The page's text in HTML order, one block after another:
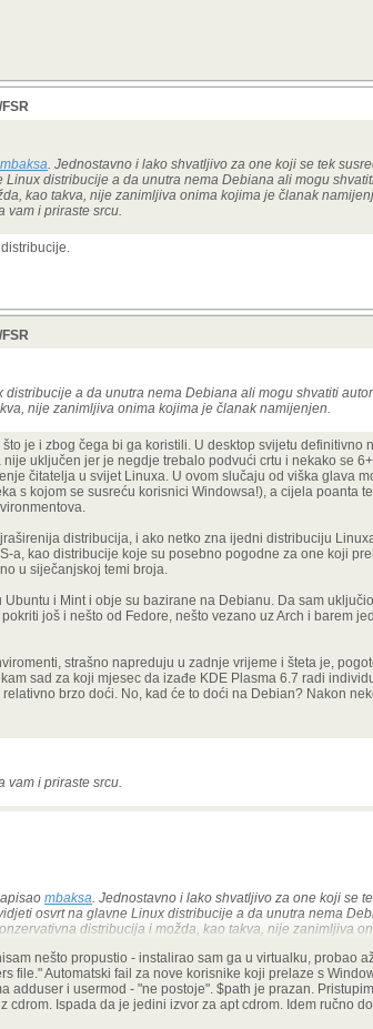
mbaksa. Jednostavno i lako shvatljivo za one koji se tek
distribucije a da unutra nema Debiana ali mogu
kao takva, nije zanimljiva onima kojima je članak
vam i priraste srcu.
a da unutra nema Debiana ali mogu shvatiti
nije zanimljiva onima kojima je članak namijenjen.
je i zbog čega bi ga koristili. U desktop svijetu definitivno
uključen jer je negdje trebalo podvući crtu i nekako se
čitatelja u svijet Linuxa. U ovom slučaju od viška glava
s kojom se susreću korisnici Windowsa!), a cijela poanta
distribucija, i ako netko zna ijedni distribuciju
a, kao distribucije koje su posebno pogodne za one koji
u siječanjskoj temi broja.
i Mint i obje su bazirane na Debianu. Da sam
još i nešto od Fedore, nešto vezano uz Arch i barem
strašno napreduju u zadnje vrijeme i šteta je,
sad za koji mjesec da izađe KDE Plasma 6.7 radi
brzo doći. No, kad će to doći na Debian? Nakon
vam i priraste srcu.
mbaksa. Jednostavno i lako shvatljivo za one koji se
osvrt na glavne Linux distribucije a da unutra nema
distribucija i možda, kao takva, nije zanimljiva
možda vam i priraste srcu.
druge distribucije.
nešto propustio - instalirao sam ga u virtualku, probao
file." Automatski fail za nove korisnike koji prelaze s
adduser i usermod - "ne postoje". $path je prazan.
cdrom. Ispada da je jedini izvor za apt cdrom. Idem ručno